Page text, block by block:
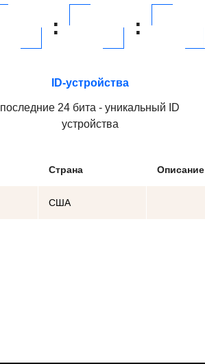
: :
ID-устройства
последние 24 бита - уникальный ID
устройства
Страна Описание
США